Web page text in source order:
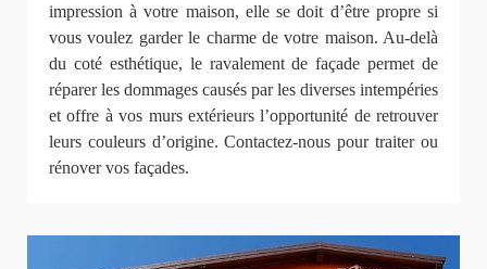
impression à votre maison, elle se doit d’être propre si
vous voulez garder le charme de votre maison. Au-delà
du coté esthétique, le ravalement de façade permet de
réparer les dommages causés par les diverses intempéries
et offre à vos murs extérieurs l’opportunité de retrouver
leurs couleurs d’origine. Contactez-nous pour traiter ou
rénover vos façades.